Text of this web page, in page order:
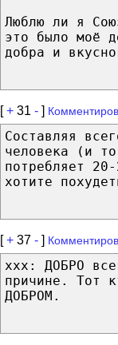
Люблю ли я
это было моё
добра и
[+ 31 - ]
Составляя
человека (и
потребляет
хотите
[+ 37 - ]
xxx: ДОБРО
причине. Тот
ДОБРОМ.